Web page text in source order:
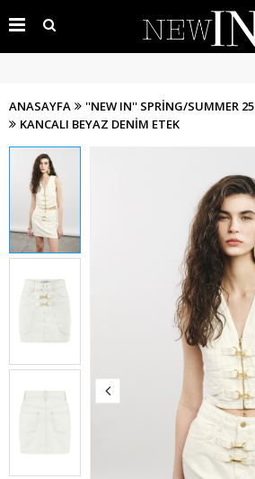
ANASAYFA
''NEW IN'' SPRING/SUMMER 25
KANCALI BEYAZ DENIM ETEK